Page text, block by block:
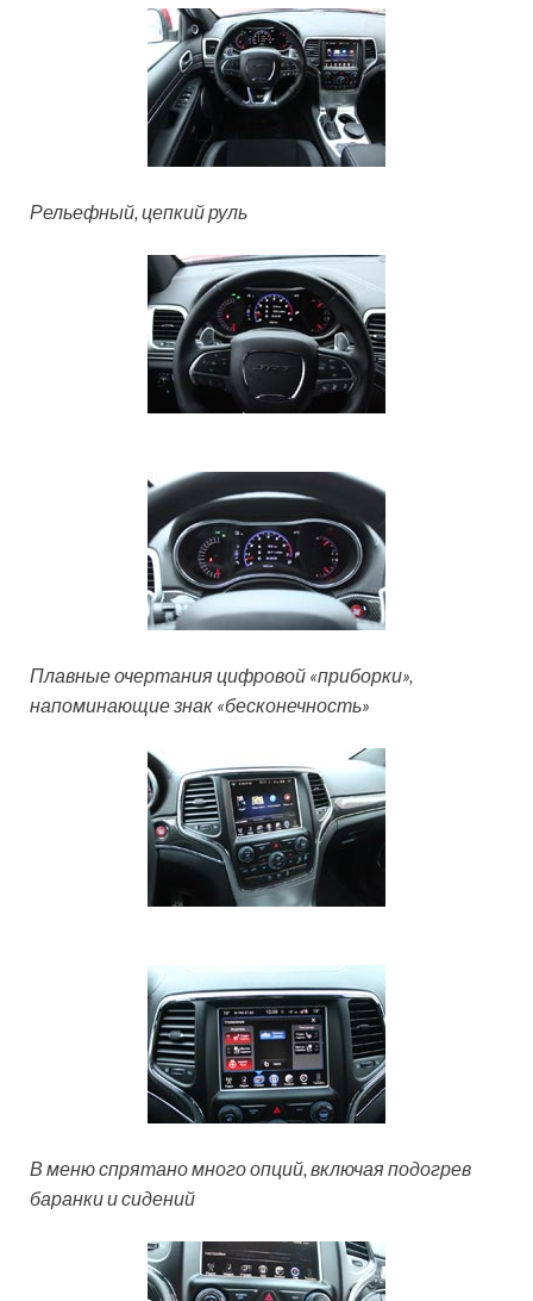
Рельефный, цепкий руль
Плавные очертания цифровой «приборки»,
напоминающие знак «бесконечность»
В меню спрятано много опций, включая подогрев
баранки и сидений